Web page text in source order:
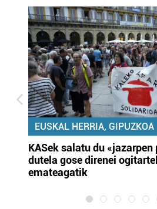
EUSKAL HERRIA, GIPUZKOA
KASek salatu du
dutela gose direnei
emateagatik